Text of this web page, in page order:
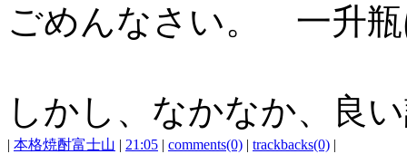
ごめんなさい。 一升
しかし、なかなか、良
| 本格焼酎富士山 | 21:05 | comments(0) | trackbacks(0) |